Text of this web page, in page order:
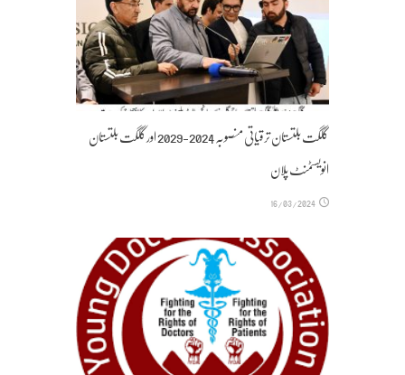
گلگت بلتستان ترقیاتی منصوبہ 2024-2029 اورگلگت بلتستان
انویسٹمنٹ پلان
16/03/2024